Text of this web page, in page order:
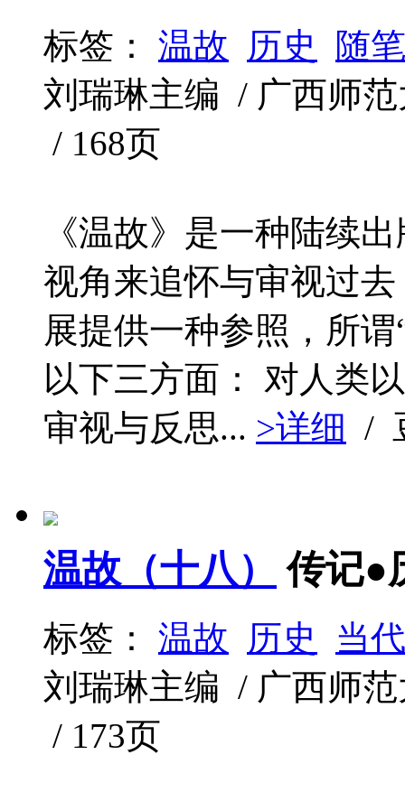
标签： 温故 历史
随笔
刘瑞琳主编 / 广西师
/ 168页
《温故》是一种陆续
视角来追怀与审视过
展提供一种参照，所
以下三方面： 对人类
审视与反思... >详细 /
温故（十八） 传记●
标签： 温故 历史
当
刘瑞琳主编 / 广西师
/ 173页